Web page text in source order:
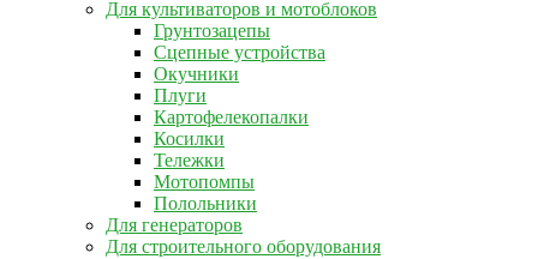
Для культиваторов и мотоблоков
Грунтозацепы
Сцепные устройства
Окучники
Плуги
Картофелекопалки
Косилки
Тележки
Мотопомпы
Полольники
Для генераторов
Для строительного оборудования